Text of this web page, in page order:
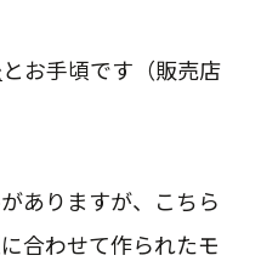
とお手頃です（販売店
ありますが、こちら
合わせて作られたモ